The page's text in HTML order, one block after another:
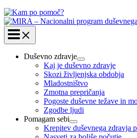
Duševno zdravje
Kaj je duševno zdravje
Skozi življenjska obdobja
Mladostništvo
Zmotna prepričanja
Pogoste duševne težave in
Zgodbe ljudi
Pomagam sebi
Krepitev duševnega zdravja